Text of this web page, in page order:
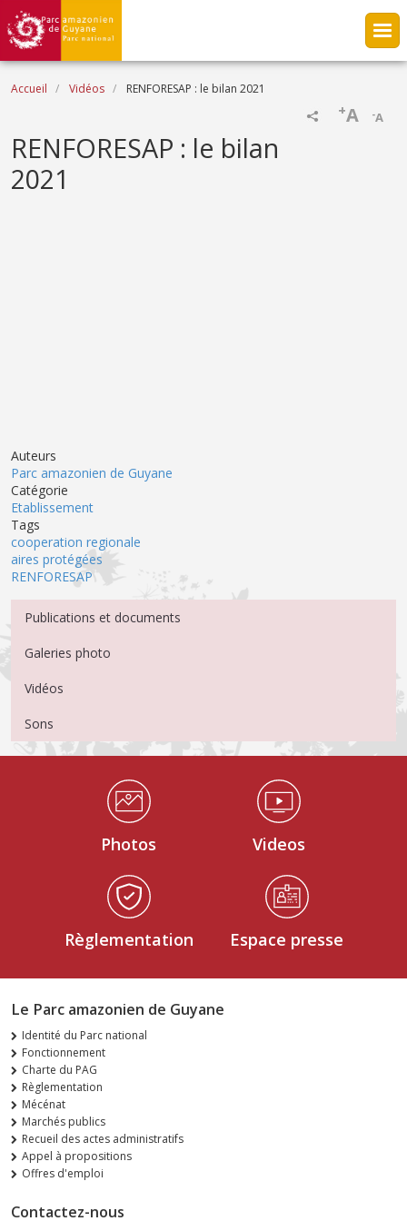
Aller au contenu principal
Fil d'Ariane
Accueil Vidéos RENFORESAP : le bilan 2021
-A
+A
Name
RENFORESAP : le bilan
2021
Auteurs
Parc amazonien de Guyane
Catégorie
Etablissement
Tags
cooperation regionale
aires protégées
RENFORESAP
Menu Médiathèque
Publications et documents
Galeries photo
Vidéos
Sons
Médiathèque Footer
Photos Videos
Règlementation Espace presse
Le Parc amazonien de Guyane
Identité du Parc national
Fonctionnement
Charte du PAG
Règlementation
Mécénat
Marchés publics
Recueil des actes administratifs
Appel à propositions
Offres d'emploi
Contactez-nous